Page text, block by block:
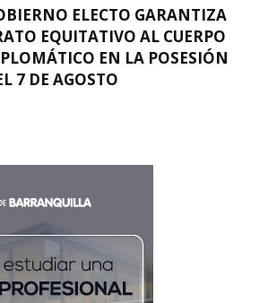
ELECTO GARANTIZA
EQUITATIVO AL CUERPO
EN LA POSESIÓN
7 DE AGOSTO